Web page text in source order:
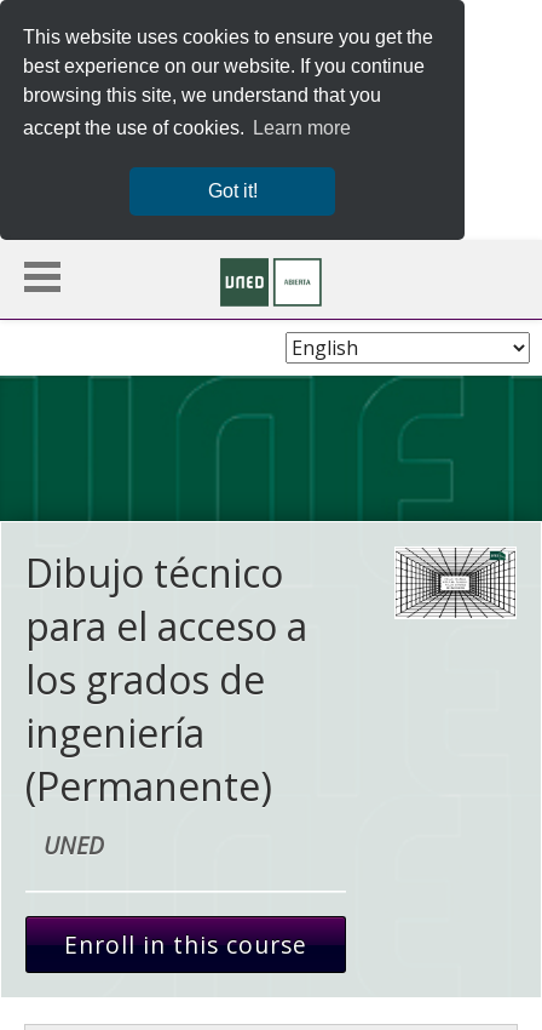
This website uses cookies to ensure you get the
best experience on our website. If you continue
browsing this site, we understand that you
accept the use of cookies.
Learn more
Got it!
Choose
Language
Dibujo técnico
para el acceso a
los grados de
ingeniería
(Permanente)
UNED
Enroll in this course